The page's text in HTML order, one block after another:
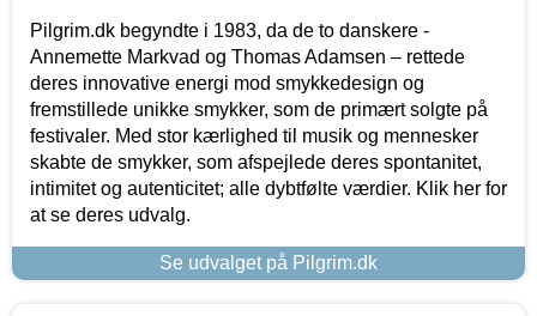
Pilgrim.dk begyndte i 1983, da de to danskere -
Annemette Markvad og Thomas Adamsen – rettede
deres innovative energi mod smykkedesign og
fremstillede unikke smykker, som de primært solgte på
festivaler. Med stor kærlighed til musik og mennesker
skabte de smykker, som afspejlede deres spontanitet,
intimitet og autenticitet; alle dybtfølte værdier. Klik her for
at se deres udvalg.
Se udvalget på Pilgrim.dk